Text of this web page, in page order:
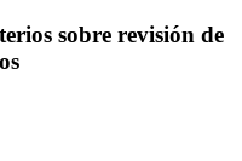
sobre revisión de